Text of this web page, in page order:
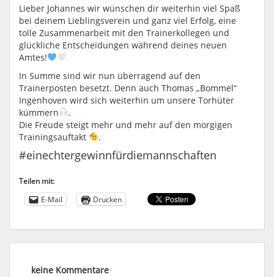
Lieber Johannes wir wünschen dir weiterhin viel Spaß
bei deinem Lieblingsverein und ganz viel Erfolg, eine
tolle Zusammenarbeit mit den Trainerkollegen und
glückliche Entscheidungen während deines neuen
Amtes!
In Summe sind wir nun überragend auf den
Trainerposten besetzt. Denn auch Thomas „Bommel“
Ingenhoven wird sich weiterhin um unsere Torhüter
kümmern
.
Die Freude steigt mehr und mehr auf den morgigen
Trainingsauftakt
.
#einechtergewinnfürdiemannschaften
Teilen mit:
E-Mail
Drucken
keine Kommentare